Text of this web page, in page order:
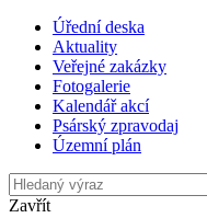
Úřední deska
Aktuality
Veřejné zakázky
Fotogalerie
Kalendář akcí
Psárský zpravodaj
Územní plán
Zavřít